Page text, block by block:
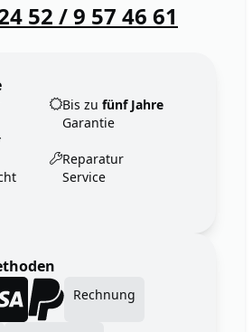
52 / 9 57 46 61
Bis zu fünf Jahre
Garantie
Reparatur
Service
Rechnung